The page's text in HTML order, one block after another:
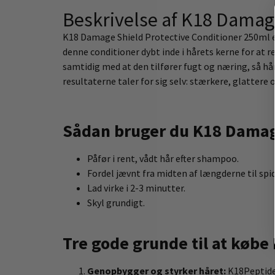
Beskrivelse af K18
K18 Damage Shield Protective Conditioner
denne conditioner dybt inde i hårets kerne for at
samtidig med at den tilfører fugt og næring, så
resultaterne taler for sig selv: stærkere, glattere
Sådan bruger du K18
Påfør i rent, vådt hår efter shampoo.
Fordel jævnt fra midten af længderne til
Lad virke i 2-3 minutter.
Skyl grundigt.
Tre gode grunde til at
Genopbygger og styrker håret: